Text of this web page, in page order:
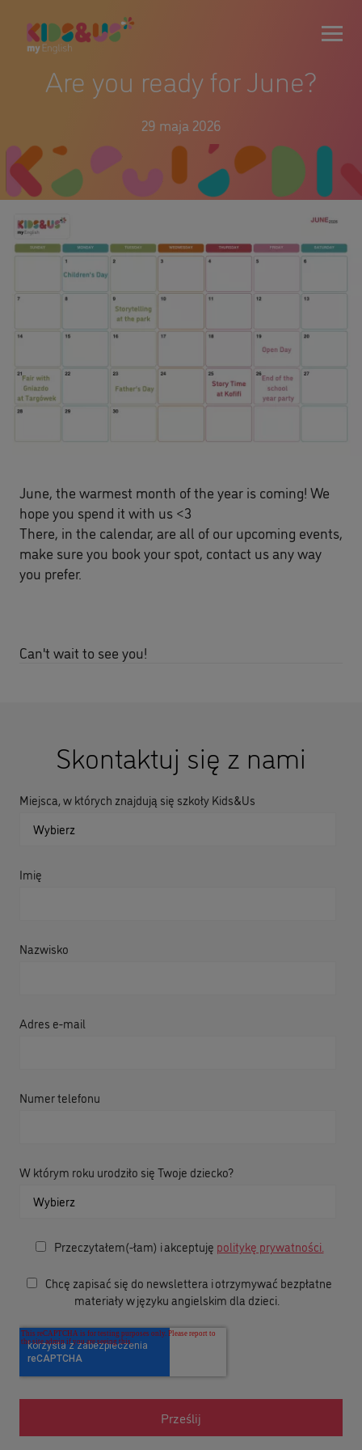
Are you ready for June?
29 maja 2026
June, the warmest month of the year is coming! We
hope you spend it with us <3
There, in the calendar, are all of our upcoming events,
make sure you book your spot, contact us any way
you prefer.
Can't wait to see you!
Skontaktuj się z nami
Miejsca, w których znajdują się szkoły Kids&Us
Imię
Nazwisko
Adres e-mail
Numer telefonu
W którym roku urodziło się Twoje dziecko?
Przeczytałem(-łam) i akceptuję politykę prywatności.
Chcę zapisać się do newslettera i otrzymywać bezpłatne
materiały w języku angielskim dla dzieci.